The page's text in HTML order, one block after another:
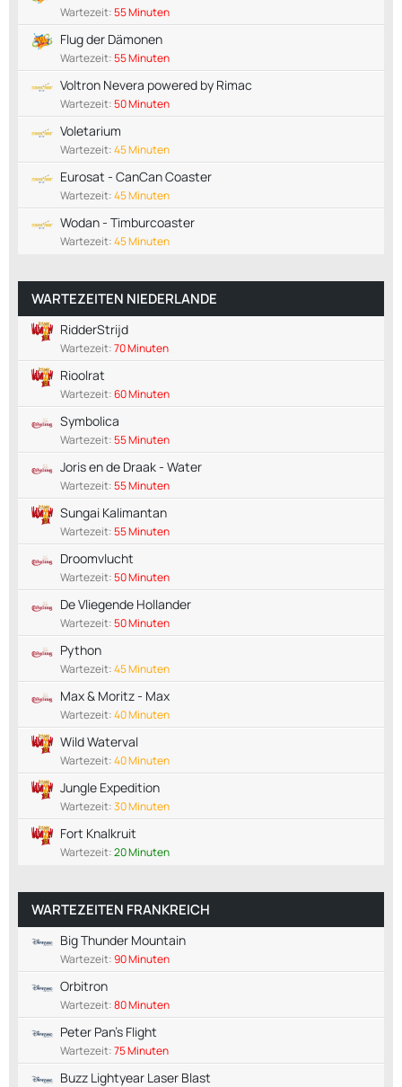
Wartezeit:55 Minuten
Flug der Dämonen
Wartezeit:55 Minuten
Voltron Nevera powered by Rimac
Wartezeit:50 Minuten
Voletarium
Wartezeit:45 Minuten
Eurosat - CanCan Coaster
Wartezeit:45 Minuten
Wodan - Timburcoaster
Wartezeit:45 Minuten
WARTEZEITEN NIEDERLANDE
RidderStrijd
Wartezeit:70 Minuten
Rioolrat
Wartezeit:60 Minuten
Symbolica
Wartezeit:55 Minuten
Joris en de Draak - Water
Wartezeit:55 Minuten
Sungai Kalimantan
Wartezeit:55 Minuten
Droomvlucht
Wartezeit:50 Minuten
De Vliegende Hollander
Wartezeit:50 Minuten
Python
Wartezeit:45 Minuten
Max & Moritz - Max
Wartezeit:40 Minuten
Wild Waterval
Wartezeit:40 Minuten
Jungle Expedition
Wartezeit:30 Minuten
Fort Knalkruit
Wartezeit:20 Minuten
WARTEZEITEN FRANKREICH
Big Thunder Mountain
Wartezeit:90 Minuten
Orbitron
Wartezeit:80 Minuten
Peter Pan's Flight
Wartezeit:75 Minuten
Buzz Lightyear Laser Blast